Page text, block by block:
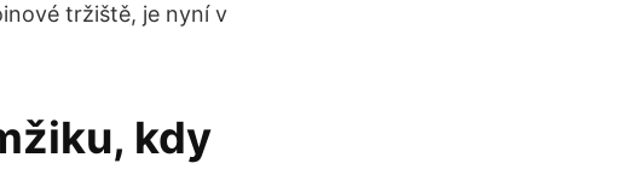
tržiště, je nyní v
kdy